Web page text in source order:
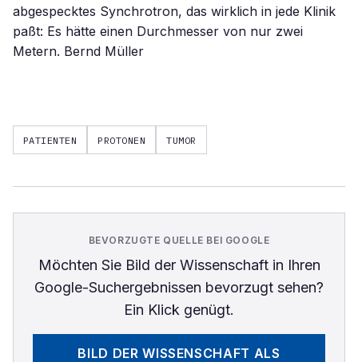
PATIENTEN PROTONEN TUMOR
BEVORZUGTE QUELLE BEI GOOGLE
Möchten Sie Bild der Wissenschaftin Ihren
Google-Suchergebnissen bevorzugt sehen?
Ein Klick genügt.
BILD DER WISSENSCHAFT ALS